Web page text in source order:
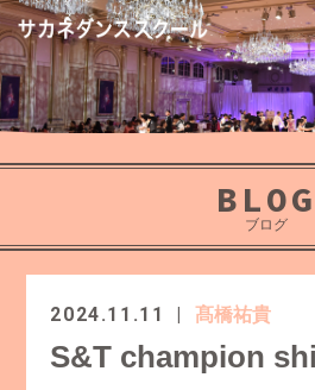
BLOG
ブログ
2024.11.11 髙橋祐貴
S&T champion